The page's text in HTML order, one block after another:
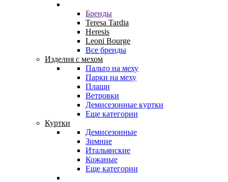
Бренды
Teresa Tardia
Heresis
Leoni Bourge
Все бренды
Изделия с мехом
Пальто на меху
Парки на меху
Плащи
Ветровки
Демисезонные куртки
Еще категории
Куртки
Демисезонные
Зимние
Итальянские
Кожаные
Еще категории